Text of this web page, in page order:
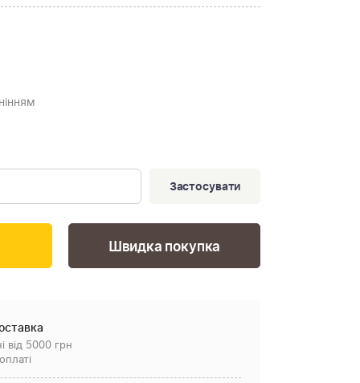
Застосувати
Швидка покупка
від 5000 грн